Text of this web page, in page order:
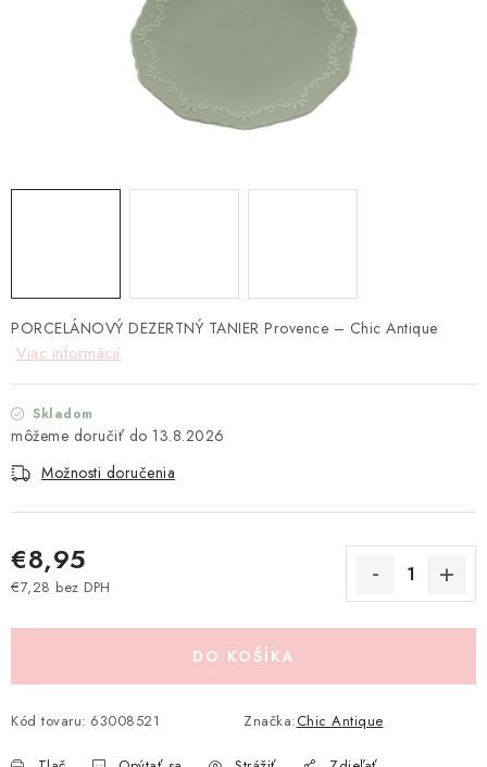
ZNAČKY
Ako nakupovať
Podmienky ochrany osobných údajov
Návod na údržbu nábytku
PORCELÁNOVÝ DEZERTNÝ TANIER Provence – Chic Antique
Viac informácií
Skladom
13.8.2026
Možnosti doručenia
€8,95
€7,28 bez DPH
DO KOŠÍKA
Kód tovaru: 63008521 Značka:Chic Antique